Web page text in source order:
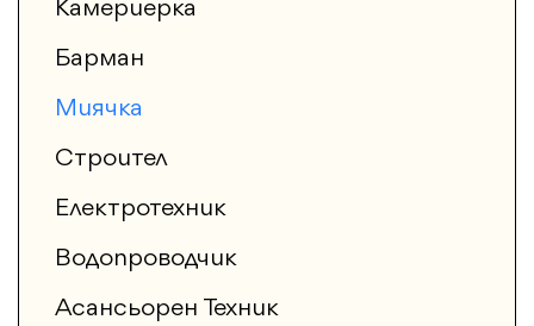
Камериерка
Барман
Миячка
Строител
Електротехник
Водопроводчик
Асансьорен Техник